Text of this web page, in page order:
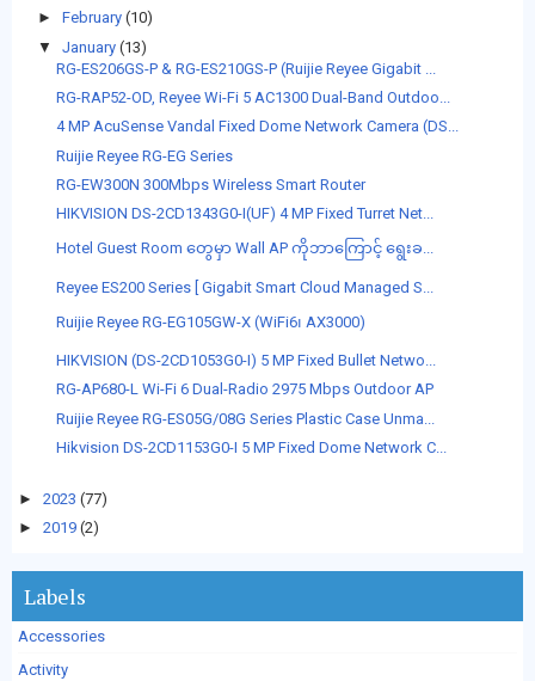
► February (10)
▼
January (13)
RG-ES206GS-P & RG-ES210GS-P (Ruijie Reyee Gigabit ...
RG-RAP52-OD, Reyee Wi-Fi 5 AC1300 Dual-Band Outdoo...
4 MP AcuSense Vandal Fixed Dome Network Camera (DS...
Ruijie Reyee RG-EG Series
RG-EW300N 300Mbps Wireless Smart Router
HIKVISION DS-2CD1343G0-I(UF) 4 MP Fixed Turret Net...
Hotel Guest Room တွေမှာ Wall AP ကိုဘာကြောင့် ရွေးခ...
Reyee ES200 Series [ Gigabit Smart Cloud Managed S...
Ruijie Reyee RG-EG105GW-X (WiFi6၊ AX3000)
HIKVISION (DS-2CD1053G0-I) 5 MP Fixed Bullet Netwo...
RG-AP680-L Wi-Fi 6 Dual-Radio 2975 Mbps Outdoor AP
Ruijie Reyee RG-ES05G/08G Series Plastic Case Unma...
Hikvision DS-2CD1153G0-I 5 MP Fixed Dome Network C...
► 2023 (77)
► 2019 (2)
Labels
Accessories
Activity